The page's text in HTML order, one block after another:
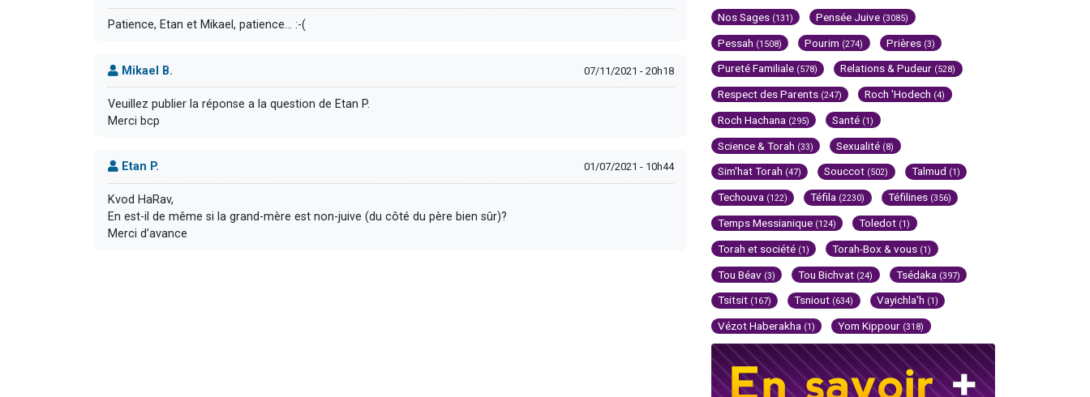
Patience, Etan et Mikael, patience… :-(
Mikael B. 07/11/2021 - 20h18
Veuillez publier la réponse a la question de Etan P.
Merci bcp
Etan P. 01/07/2021 - 10h44
Kvod HaRav,
En est-il de même si la grand-mère est non-juive (du côté du père bien sûr)?
Merci d’avance
Nos Sages (131) Pensée Juive (3085)
Pessah (1508) Pourim (274) Prières (3)
Pureté Familiale (578) Relations & Pudeur (528)
Respect des Parents (247) Roch 'Hodech (4)
Roch Hachana (295) Santé (1)
Science & Torah (33) Sexualité (8)
Sim'hat Torah (47) Souccot (502) Talmud (1)
Techouva (122) Téfila (2230) Téfilines (356)
Temps Messianique (124) Toledot (1)
Torah et société (1) Torah-Box & vous (1)
Tou Béav (3) Tou Bichvat (24) Tsédaka (397)
Tsitsit (167) Tsniout (634) Vayichla'h (1)
Vézot Haberakha (1) Yom Kippour (318)